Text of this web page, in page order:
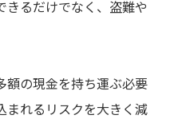
きるだけでなく、盗難や
額の現金を持ち運ぶ必要
まれるリスクを大きく減